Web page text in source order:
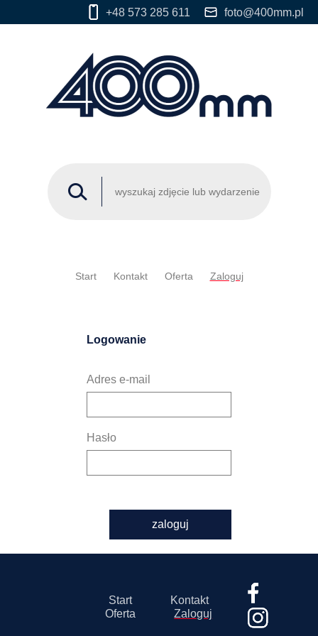
+48 573 285 611 foto@400mm.pl
Start Kontakt Oferta Zaloguj
Logowanie
Adres e-mail
Hasło
zaloguj
Start
Kontakt
Oferta
Zaloguj